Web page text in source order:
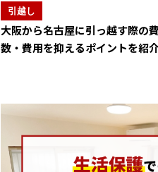
引越し
大阪から名古屋に引っ越す際の
数・費用を抑えるポイントを紹